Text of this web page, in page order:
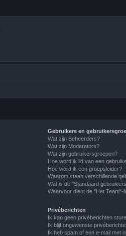
Gebruikers en
Wat zijn Beheerders?
Wat zijn Moderators?
Wat zijn gebruikersgroepen?
Hoe word ik lid van een
Hoe word ik een groepsleider?
Waarom staan verschillende
Wat is de "Standaard
Waarvoor dient de "Het Team"-
Privéberichten
Ik kan geen privéberichten
Ik blijf ongewenste
Ik heb spam of een e-mail met